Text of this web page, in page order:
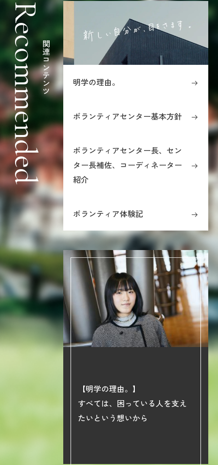
Recommended関連コンテンツ 明学の理由。
ボランティアセンター基本方針
ボランティアセンター長、セン
ター長補佐、コーディネーター
紹介
ボランティア体験記
【明学の理由。】
すべては、困っている人を支え
たいという想いから